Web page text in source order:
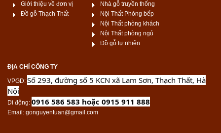
Giới thiệu về đơn vị
Đồ gỗ Thạch Thất
Nhà gỗ truyền thống
Nội Thất Phòng bếp
Nội Thất phòng khách
Nội Thất phòng ngủ
Đồ gỗ tự nhiên
ĐỊA CHỈ CÔNG TY
VPGD: Số 293, đường số 5 KCN xã Lam Sơn, Thạch Thất, Hà
Nội
Di động: 0916 586 583 hoặc 0915 911 888
Email : gonguyentuan@gmail.com